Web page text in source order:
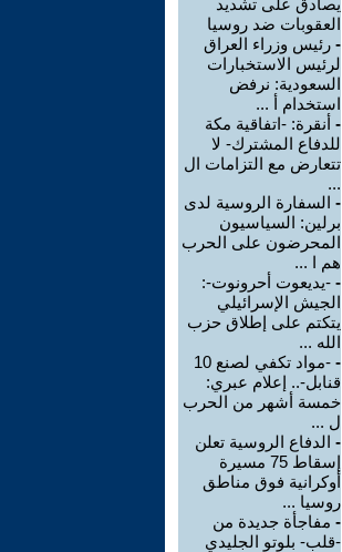
يصادق على تشديد
العقوبات ضد روسيا
- رئيس وزراء العراق
لرئيس الاستخبارات
السعودية: نرفض
استخدام أ ...
- أنقرة: -اتفاقية مكة
للدفاع المشترك- لا
تتعارض مع التزامات ال
...
- السفارة الروسية لدى
برلين: السياسيون
المحرضون على الحرب
هم ا ...
- -يديعوت أحرونوت-:
الجيش الإسرائيلي
يتكتم على إطلاق حزب
الله ...
-
-مواد تكفي لصنع 10
قنابل-.. إعلام عبري:
خمسة أشهر من الحرب
ل ...
- الدفاع الروسية تعلن
إسقاط 75 مسيرة
أوكرانية فوق مناطق
روسيا ...
- مفاجأة جديدة من
-قلب- بلوتو الجليدي